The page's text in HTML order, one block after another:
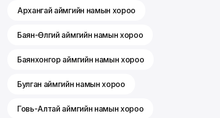
Архангай аймгийн намын хороо
Баян-Өлгий аймгийн намын хороо
Баянхонгор аймгийн намын хороо
Булган аймгийн намын хороо
Говь-Алтай аймгийн намын хороо